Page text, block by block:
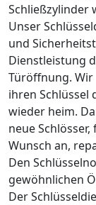
Schließzylinder
Unser
und
Dienstleistung
Türöffnung. Wir
ihren Schlüssel
wieder heim.
neue
Wunsch an,
Den
gewöhnlichen
Der